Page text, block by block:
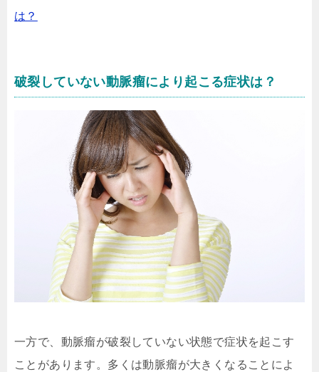
は？
破裂していない動脈瘤により起こる症状は？
一方で、動脈瘤が破裂していない状態で症状を起こす
ことがあります。多くは動脈瘤が大きくなることによ